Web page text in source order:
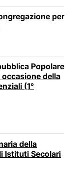
per
Popolare
occasione della
(1°
della
Istituti Secolari